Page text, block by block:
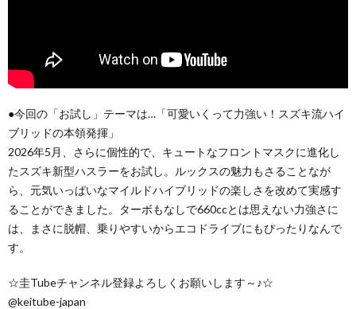
●今回の「お試し」テーマは…「可愛いくって力強い！スズキ流ハイ
ブリッドの本領発揮」
2026年5月、さらに個性的で、キュートなフロントマスクに進化し
たスズキ新型ハスラーをお試し。ルックスの魅力もさることなが
ら、元気いっぱいなマイルドハイブリッドの楽しさを改めて実感す
ることができました。ターボもなしで660ccとは思えない力強さに
は、まさに脱帽、乗りやすいからエコドライブにもぴったりなんで
す。
☆圭Tubeチャンネル登録よろしくお願いします～♪☆
@keitube-japan